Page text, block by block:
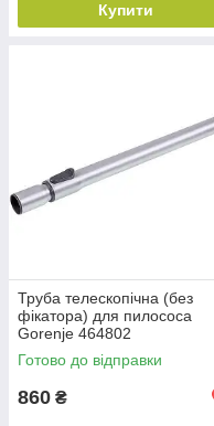
Купити
Труба телескопічна (без
фікатора) для пилососа
Gorenje 464802
Готово до відправки
860 ₴